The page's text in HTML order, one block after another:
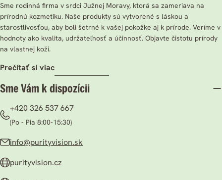
Sme rodinná firma v srdci Južnej Moravy, ktorá sa zameriava na
prírodnú kozmetiku. Naše produkty sú vytvorené s láskou a
starostlivosťou, aby boli šetrné k vašej pokožke aj k prírode. Veríme v
hodnoty ako kvalita, udržateľnosť a účinnosť. Objavte čistotu prírody
na vlastnej koži.
prečítať si viac
Sme Vám k dispozícii
+420 326 537 667
(Po - Pia 8:00-15:30)
info@purityvision.sk
purityvision.cz